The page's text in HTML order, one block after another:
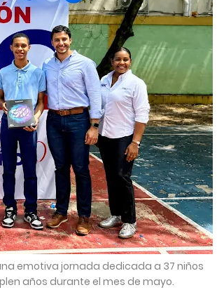
emotiva jornada dedicada a 37 niños
años durante el mes de mayo.